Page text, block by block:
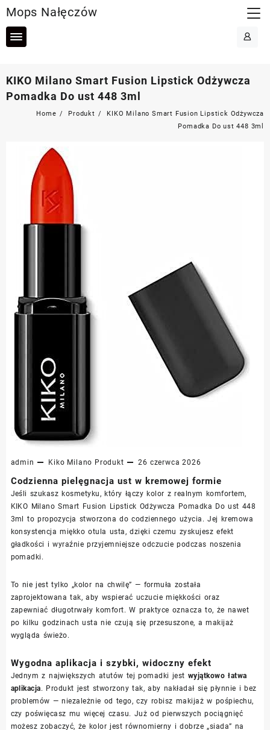
to
content
Mops Nałęczów
KIKO Milano Smart Fusion Lipstick Odżywcza
Pomadka Do ust 448 3ml
Home Produkt
KIKO Milano Smart Fusion Lipstick Odżywcza
Pomadka Do ust 448 3ml
admin Kiko Milano Produkt 26 czerwca 2026
Codzienna pielęgnacja ust w kremowej formie
Jeśli szukasz kosmetyku, który łączy kolor z realnym komfortem,
KIKO Milano Smart Fusion Lipstick Odżywcza Pomadka Do ust 448
3ml to propozycja stworzona do codziennego użycia. Jej kremowa
konsystencja miękko otula usta, dzięki czemu zyskujesz efekt
gładkości i wyraźnie przyjemniejsze odczucie podczas noszenia
pomadki.
To nie jest tylko „kolor na chwilę” — formuła została
zaprojektowana tak, aby wspierać uczucie miękkości oraz
zapewniać długotrwały komfort. W praktyce oznacza to, że nawet
po kilku godzinach usta nie czują się przesuszone, a makijaż
wygląda świeżo.
Wygodna aplikacja i szybki, widoczny efekt
Jednym z największych atutów tej pomadki jest wyjątkowo łatwa
aplikacja. Produkt jest stworzony tak, aby nakładał się płynnie i bez
problemów — niezależnie od tego, czy robisz makijaż w pośpiechu,
czy poświęcasz mu więcej czasu. Już od pierwszych pociągnięć
możesz zobaczyć, że kolor jest równomierny i dobrze „siada” na